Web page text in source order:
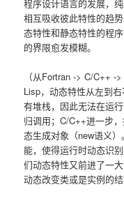
程序设计语言的发展，
相互吸收彼此特性的趋
态特性和静态特性的程
的界限愈发模糊。
（从Fortran -> C/C++
Lisp，动态特性从左到
有堆栈，因此无法在运
归调用；C/C++进一步
态生成对象（new语义
能，使得运行时动态识
们动态特性又前进了一
动态改变类或是实例的